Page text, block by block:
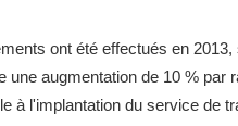
ont été effectués en
une augmentation de 10 % par
à l'implantation du service de